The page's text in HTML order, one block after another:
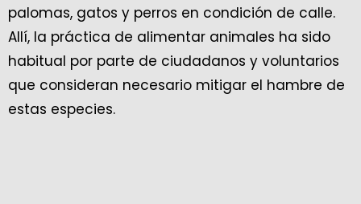
palomas, gatos y perros en condición de calle.
Allí, la práctica de alimentar animales ha sido
habitual por parte de ciudadanos y voluntarios
que consideran necesario mitigar el hambre de
estas especies.